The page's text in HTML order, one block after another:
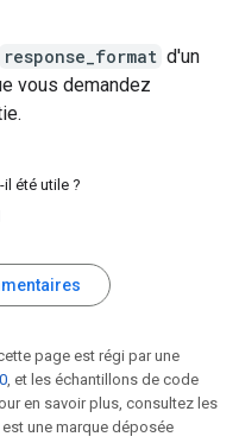
response_format d'un
vous demandez
été utile ?
page est régi par une
, et les échantillons de code
en savoir plus, consultez les
est une marque déposée